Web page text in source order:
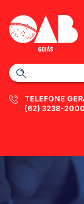
TELEFONE
(62) 3238-2000